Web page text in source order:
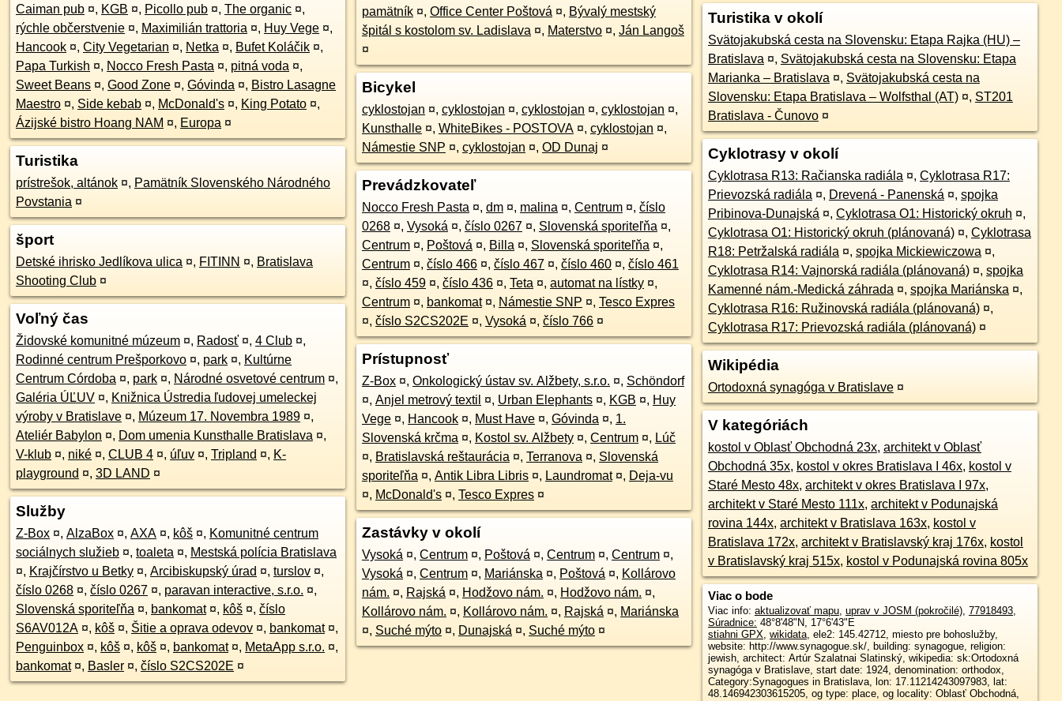
Caiman pub ¤, KGB ¤, Picollo pub ¤, The organic ¤,
rýchle občerstvenie ¤, Maximilián trattoria ¤, Huy Vege ¤,
Hancook ¤, City Vegetarian ¤, Netka ¤, Bufet Koláčik ¤,
Papa Turkish ¤, Nocco Fresh Pasta ¤, pitná voda ¤,
Sweet Beans ¤, Good Zone ¤, Góvinda ¤, Bistro Lasagne
Maestro ¤, Side kebab ¤, McDonald's ¤, King Potato ¤,
Ázijské bistro Hoang NAM ¤, Europa ¤
Turistika
prístrešok, altánok ¤, Pamätník Slovenského Národného
Povstania ¤
šport
Detské ihrisko Jedlíkova ulica ¤, FITINN ¤, Bratislava
Shooting Club ¤
Voľný čas
Židovské komunitné múzeum ¤, Radosť ¤, 4 Club ¤,
Rodinné centrum Prešporkovo ¤, park ¤, Kultúrne
Centrum Córdoba ¤, park ¤, Národné osvetové centrum ¤,
Galéria ÚĽUV ¤, Knižnica Ústredia ľudovej umeleckej
výroby v Bratislave ¤, Múzeum 17. Novembra 1989 ¤,
Ateliér Babylon ¤, Dom umenia Kunsthalle Bratislava ¤,
V-klub ¤, niké ¤, CLUB 4 ¤, úľuv ¤, Tripland ¤, K-
playground ¤, 3D LAND ¤
Služby
Z-Box ¤, AlzaBox ¤, AXA ¤, kôš ¤, Komunitné centrum
sociálnych služieb ¤, toaleta ¤, Mestská polícia Bratislava
¤, Krajčírstvo u Betky ¤, Arcibiskupský úrad ¤, turslov ¤,
číslo 0268 ¤, číslo 0267 ¤, paravan interactive, s.r.o. ¤,
Slovenská sporiteľňa ¤, bankomat ¤, kôš ¤, číslo
S6AV012A ¤, kôš ¤, Šitie a oprava odevov ¤, bankomat ¤,
Penguinbox ¤, kôš ¤, kôš ¤, bankomat ¤, MetaApp s.r.o. ¤,
bankomat ¤, Basler ¤, číslo S2CS202E ¤
pamätník ¤, Office Center Poštová ¤, Bývalý mestský
špitál s kostolom sv. Ladislava ¤, Materstvo ¤, Ján Langoš
¤
Bicykel
cyklostojan ¤, cyklostojan ¤, cyklostojan ¤, cyklostojan ¤,
Kunsthalle ¤, WhiteBikes - POSTOVA ¤, cyklostojan ¤,
Námestie SNP ¤, cyklostojan ¤, OD Dunaj ¤
Prevádzkovateľ
Nocco Fresh Pasta ¤, dm ¤, malina ¤, Centrum ¤, číslo
0268 ¤, Vysoká ¤, číslo 0267 ¤, Slovenská sporiteľňa ¤,
Centrum ¤, Poštová ¤, Billa ¤, Slovenská sporiteľňa ¤,
Centrum ¤, číslo 466 ¤, číslo 467 ¤, číslo 460 ¤, číslo 461
¤, číslo 459 ¤, číslo 436 ¤, Teta ¤, automat na lístky ¤,
Centrum ¤, bankomat ¤, Námestie SNP ¤, Tesco Expres
¤, číslo S2CS202E ¤, Vysoká ¤, číslo 766 ¤
Prístupnosť
Z-Box ¤, Onkologický ústav sv. Alžbety, s.r.o. ¤, Schöndorf
¤, Anjel metrový textil ¤, Urban Elephants ¤, KGB ¤, Huy
Vege ¤, Hancook ¤, Must Have ¤, Góvinda ¤, 1.
Slovenská krčma ¤, Kostol sv. Alžbety ¤, Centrum ¤, Lúč
¤, Bratislavská reštaurácia ¤, Terranova ¤, Slovenská
sporiteľňa ¤, Antik Libra Libris ¤, Laundromat ¤, Deja-vu
¤, McDonald's ¤, Tesco Expres ¤
Zastávky v okolí
Vysoká ¤, Centrum ¤, Poštová ¤, Centrum ¤, Centrum ¤,
Vysoká ¤, Centrum ¤, Mariánska ¤, Poštová ¤, Kollárovo
nám. ¤, Rajská ¤, Hodžovo nám. ¤, Hodžovo nám. ¤,
Kollárovo nám. ¤, Kollárovo nám. ¤, Rajská ¤, Mariánska
¤, Suché mýto ¤, Dunajská ¤, Suché mýto ¤
Turistika v okolí
Svätojakubská cesta na Slovensku: Etapa Rajka (HU) –
Bratislava ¤, Svätojakubská cesta na Slovensku: Etapa
Marianka – Bratislava ¤, Svätojakubská cesta na
Slovensku: Etapa Bratislava – Wolfsthal (AT) ¤, ST201
Bratislava - Čunovo ¤
Cyklotrasy v okolí
Cyklotrasa R13: Račianska radiála ¤, Cyklotrasa R17:
Prievozská radiála ¤, Drevená - Panenská ¤, spojka
Pribinova-Dunajská ¤, Cyklotrasa O1: Historický okruh ¤,
Cyklotrasa O1: Historický okruh (plánovaná) ¤, Cyklotrasa
R18: Petržalská radiála ¤, spojka Mickiewiczowa ¤,
Cyklotrasa R14: Vajnorská radiála (plánovaná) ¤, spojka
Kamenné nám.-Medická záhrada ¤, spojka Mariánska ¤,
Cyklotrasa R16: Ružinovská radiála (plánovaná) ¤,
Cyklotrasa R17: Prievozská radiála (plánovaná) ¤
Wikipédia
Ortodoxná synagóga v Bratislave ¤
V kategóriách
kostol v Oblasť Obchodná 23x, architekt v Oblasť
Obchodná 35x, kostol v okres Bratislava I 46x, kostol v
Staré Mesto 48x, architekt v okres Bratislava I 97x,
architekt v Staré Mesto 111x, architekt v Podunajská
rovina 144x, architekt v Bratislava 163x, kostol v
Bratislava 172x, architekt v Bratislavský kraj 176x, kostol
v Bratislavský kraj 515x, kostol v Podunajská rovina 805x
Viac o bode
Viac info: aktualizovať mapu, uprav v JOSM (pokročilé), 77918493,
Súradnice: 48°8'48"N, 17°6'43"E
stiahni GPX, wikidata, ele2: 145.42712, miesto pre bohoslužby,
website: http://www.synagogue.sk/, building: synagogue, religion:
jewish, architect: Artúr Szalatnai Slatinský, wikipedia: sk:Ortodoxná
synagóga v Bratislave, start date: 1924, denomination: orthodox,
Category:Synagogues in Bratislava, lon: 17.11214243097983, lat:
48.146942303615205, og type: place, og locality: Oblasť Obchodná,